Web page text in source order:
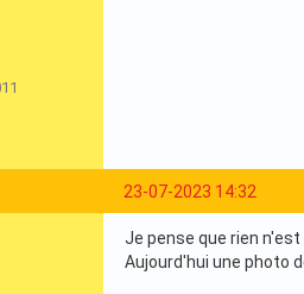
23-07-2023 14:32
Je pense que rien
Aujourd'hui une photo